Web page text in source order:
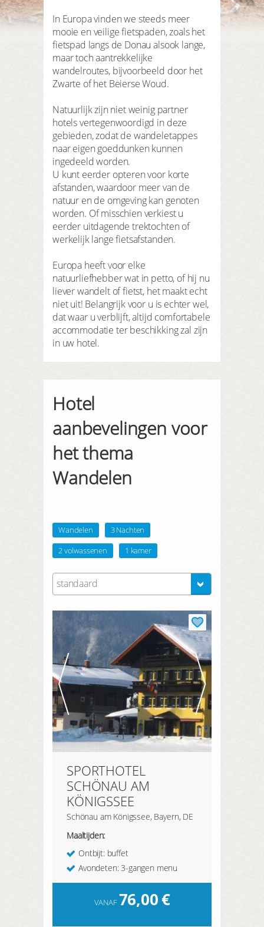
mijn produkten
mijn favorieten
LOGIN
In Europa vinden we steeds meer
mooie en veilige fietspaden, zoals het
fietspad langs de Donau alsook lange,
maar toch aantrekkelijke
wandelroutes, bijvoorbeeld door het
Zwarte of het Beierse Woud.
Natuurlijk zijn niet weinig partner
hotels vertegenwoordigd in deze
gebieden, zodat de wandeletappes
naar eigen goeddunken kunnen
ingedeeld worden.
U kunt eerder opteren voor korte
afstanden, waardoor meer van de
natuur en de omgeving kan genoten
worden. Of misschien verkiest u
eerder uitdagende trektochten of
werkelijk lange fietsafstanden.
Europa heeft voor elke
natuurliefhebber wat in petto, of hij nu
liever wandelt of fietst, het maakt echt
niet uit! Belangrijk voor u is echter wel,
dat waar u verblijft, altijd comfortabele
accommodatie ter beschikking zal zijn
in uw hotel.
Hotel
aanbevelingen voor
het thema
Wandelen
Wandelen
3 Nachten
2 volwassenen
1 kamer
standaard
SPORTHOTEL
SCHÖNAU AM
KÖNIGSSEE
Schönau am Königssee, Bayern, DE
Maaltijden:
Ontbijt: buffet
Avondeten: 3-gangen menu
VANAF76,00€